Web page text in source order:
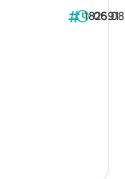
182591